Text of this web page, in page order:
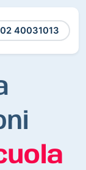
02 40031013